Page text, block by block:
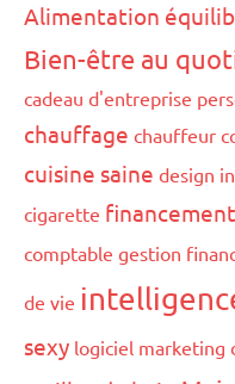
Alimentation
Bien-être au
cadeau d'entreprise
chauffage chauffeur
cuisine saine design
cigarette
comptable gestion
de vie
sexy logiciel marketing